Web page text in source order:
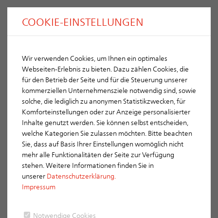
Montage Systeme
L/BÜ+I 1612
1. Zug:
Feuchteunempfindlicher und rußbrandbeständiger Luft-Abgas-
Schornstein für Festbrennstoffe (LAF) in energieeffizienter,
konzentrischer Bauweise mit W3G-Zulassung. Anwendbar als
Schornstein und Luft-Abgas-Schornstein, somit geeignet für den
raumluftabhängigen oder raumluftunabhängigen Betrieb aller
Regelfeuerstätten und Brennstoffe bis 400 °C
Abgastemperatur. Die Innenrohre bestehen aus werkseitig
gedämmten und kaschierten, isostatisch gepressten ERLUS
<2g/hm2).
COOKIE-EINSTELLUNGEN
Wir verwenden Cookies, um Ihnen ein optimales
Webseiten-Erlebnis zu bieten. Dazu zählen Cookies, die
für den Betrieb der Seite und für die Steuerung unserer
kommerziellen Unternehmensziele notwendig sind, sowie
solche, die lediglich zu anonymen Statistikzwecken, für
Komforteinstellungen oder zur Anzeige personalisierter
Inhalte genutzt werden. Sie können selbst entscheiden,
welche Kategorien Sie zulassen möchten. Bitte beachten
Sie, dass auf Basis Ihrer Einstellungen womöglich nicht
mehr alle Funktionalitäten der Seite zur Verfügung
stehen. Weitere Informationen finden Sie in
unserer Datenschutzerklärung.
Impressum
Notwendige Cookies